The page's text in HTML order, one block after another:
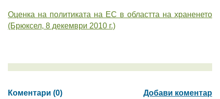
Оценка на политиката на ЕС в областта на храненето
(Брюксел, 8 декември 2010 г.)
Коментари (0)
Добави коментар